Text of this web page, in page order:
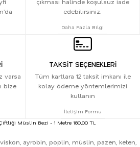
çıkması halinde koşulsuz iade
edebilirsiniz.
Daha Fazla Bilgi
varsa
bize
TAKSİT SEÇENEKLERİ
Tüm kartlara 12 taksit imkanı ile
kolay ödeme yöntemlerimizi
kullanın
İletişim Formu
ayrobin, poplin, müslin, pazen, keten,